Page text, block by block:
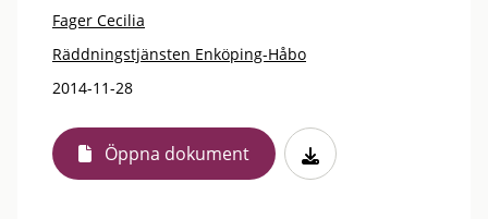
Fager Cecilia
Räddningstjänsten Enköping-Håbo
2014-11-28
Öppna dokument